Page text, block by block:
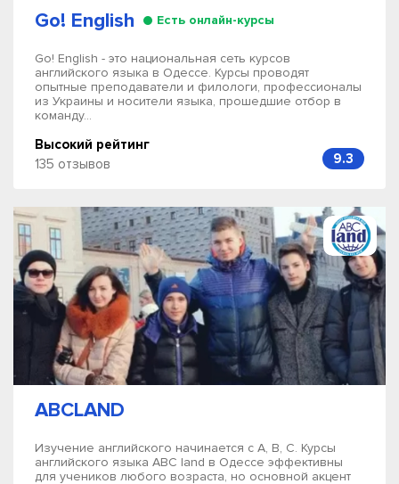
Go! English Есть онлайн-курсы
Go! English - это национальная сеть курсов
английского языка в Одессе. Курсы проводят
опытные преподаватели и филологи, профессионалы
из Украины и носители языка, прошедшие отбор в
команду...
Высокий рейтинг
135 отзывов
9.3
ABCLAND
Изучение английского начинается с A, B, C. Курсы
английского языка ABC land в Одессе эффективны
для учеников любого возраста, но основной акцент